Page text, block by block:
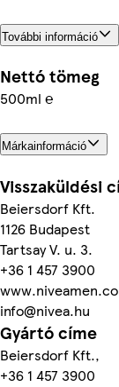
További információ
Nettó tömeg
500ml ℮
Márkainformáció
Visszaküldési
Beiersdorf Kft.
1126 Budapest
Tartsay V. u. 3.
+36 1 457 3900
info@nivea.hu
Gyártó címe
Beiersdorf Kft.,
+36 1 457 3900